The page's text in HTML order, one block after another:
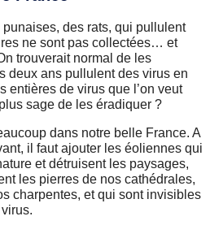
des rats, qui pullulent
ne sont pas collectées… et
trouverait normal de les
deux ans pullulent des virus en
entières de virus que l’on veut
sage de les éradiquer ?
dans notre belle France. A
il faut ajouter les éoliennes qui
et détruisent les paysages,
les pierres de nos cathédrales,
charpentes, et qui sont invisibles